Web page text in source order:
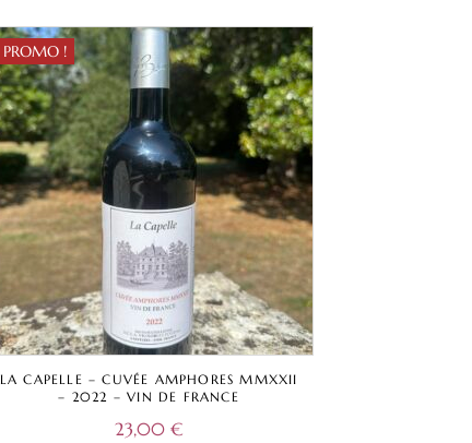
PROMO !
LA CAPELLE – CUVÉE AMPHORES MMXXII
– 2022 – VIN DE FRANCE
23,00 €